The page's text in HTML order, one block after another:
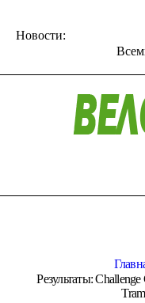
Новости:
Результаты: